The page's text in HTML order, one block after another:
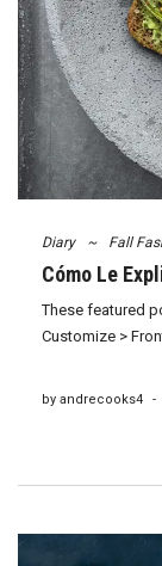
Diary ~ Fall
Cómo Le
These featured
Customize >
by andrecooks4 -